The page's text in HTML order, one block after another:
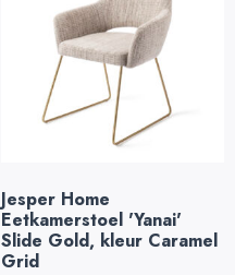
Jesper Home
Eetkamerstoel 'Yanai'
Slide Gold, kleur Caramel
Grid